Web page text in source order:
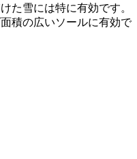
た雪には特に有効です。
積の広いソールに有効で